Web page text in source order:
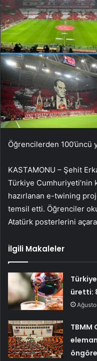
Öğrencilerden 100’üncü
KASTAMONU – Şehit
Türkiye Cumhuriyeti’nin
hazırlanan e-twining
temsil etti. Öğrenciler
Atatürk posterlerini
İlgili Makaleler
üretti:
TBMM